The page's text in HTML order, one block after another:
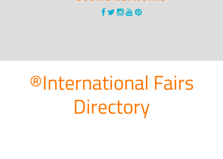
®International Fairs
Directory